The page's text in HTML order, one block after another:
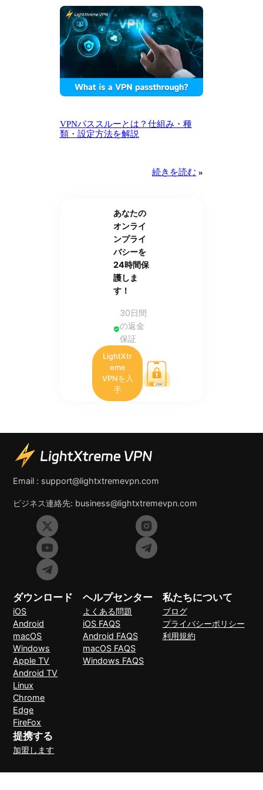
VPNパススルーとは？仕組み・種
類・設定方法を解説
続きを読む »
あなたの
オンライ
ンプライ
バシーを
24時間保
護しま
す！
30日間
の返金
保証
LightXtr
eme
VPNを入
手
Email : support@lightxtremevpn.com
ビジネス連絡先: business@lightxtremevpn.com
ダウンロード
iOS
Android
macOS
Windows
Apple TV
Android TV
Linux
Chrome
Edge
FireFox
ヘルプセンター
よくある問題
iOS FAQS
Android FAQS
macOS FAQS
Windows FAQS
私たちについて
ブログ
プライバシーポリシー
利用規約
提携する
加盟します